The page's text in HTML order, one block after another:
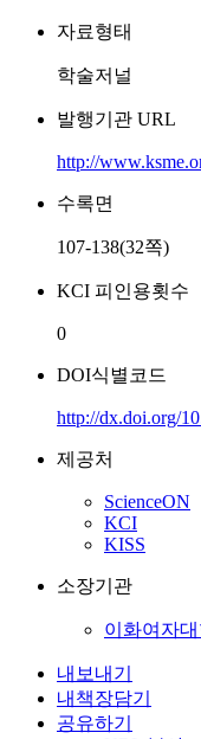
자료형태
학술저널
발행기관 URL
http://
수록면
107-138(32쪽)
KCI 피인용횟수
0
DOI식별코드
http://dx.doi.org/
제공처
ScienceON
KCI
KISS
소장기관
이화여자
내보내기
내책장담기
공유하기